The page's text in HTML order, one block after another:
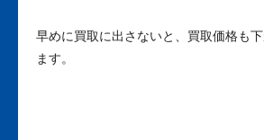
早めに買取に出さないと、買取価格も
ます。